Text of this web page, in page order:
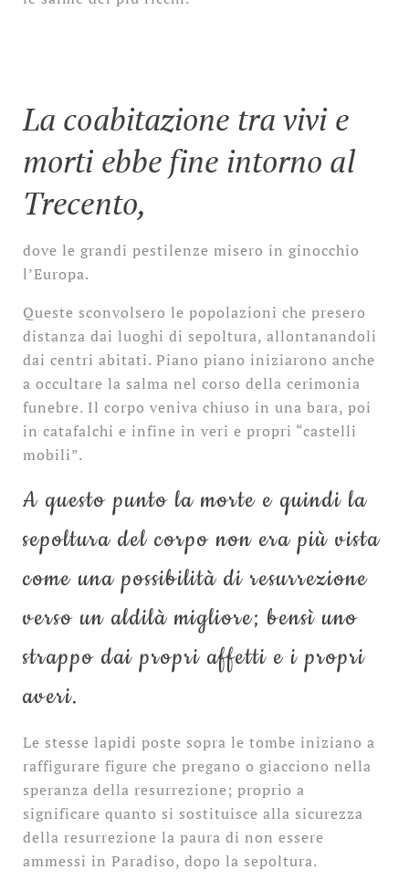
La coabitazione tra vivi e
morti ebbe fine intorno al
Trecento,
dove le grandi pestilenze misero in ginocchio
l’Europa.
Queste sconvolsero le popolazioni che presero
distanza dai luoghi di sepoltura, allontanandoli
dai centri abitati. Piano piano iniziarono anche
a occultare la salma nel corso della cerimonia
funebre. Il corpo veniva chiuso in una bara, poi
in catafalchi e infine in veri e propri “castelli
mobili”.
A questo punto la morte e quindi la
sepoltura del corpo non era più vista
come una possibilità di resurrezione
verso un aldilà migliore; bensì uno
strappo dai propri affetti e i propri
averi.
Le stesse lapidi poste sopra le tombe iniziano a
raffigurare figure che pregano o giacciono nella
speranza della resurrezione; proprio a
significare quanto si sostituisce alla sicurezza
della resurrezione la paura di non essere
ammessi in Paradiso, dopo la sepoltura.